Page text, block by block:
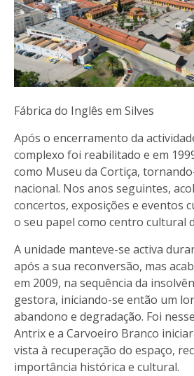
Fábrica do Inglês em Silves
Após o encerramento da
complexo foi reabilitado e em
como Museu da Cortiça,
nacional. Nos anos seguintes,
concertos, exposições e eventos
o seu papel como centro cultural
A unidade manteve-se activa
após a sua reconversão, mas
em 2009, na sequência da
gestora, iniciando-se então um
abandono e degradação. Foi
Antrix e a Carvoeiro Branco
vista à recuperação do espaço,
importância histórica e cultural.